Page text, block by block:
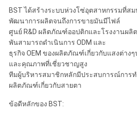
BST ได้สร้างระบบห่วงโซ่อุตสาหกรรมที่ส
พัฒนาการผลิตจนถึงการขายมันมีไฟล์
ศูนย์ R&D ผลิตภัณฑ์ออปติกและโรงงานผลิ
พันสามารถดำเนินการ ODM และ
ธุรกิจ OEM ของผลิตภัณฑ์เกี่ยวกับแสงต่างๆ
และคุณภาพที่เชี่ยวชาญสูง
ทีมผู้บริหารสมาชิกหลักมีประสบการณ์การท
ผลิตภัณฑ์เกี่ยวกับสายตา
ข้อดีหลักของ BST: